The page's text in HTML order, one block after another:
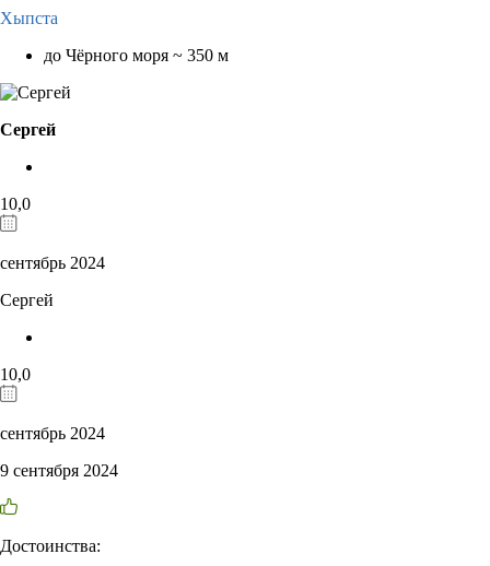
Хыпста
до Чёрного моря ~ 350 м
Сергей
10,0
сентябрь 2024
Сергей
10,0
сентябрь 2024
9 сентября 2024
Достоинства: